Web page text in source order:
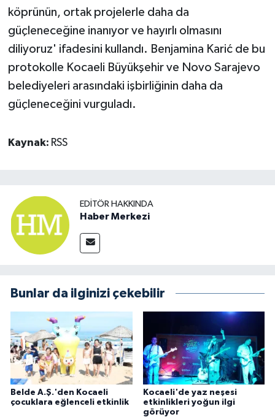
köprünün, ortak projelerle daha da
güçleneceğine inanıyor ve hayırlı olmasını
diliyoruz' ifadesini kullandı. Benjamina Karić de bu
protokolle Kocaeli Büyükşehir ve Novo Sarajevo
belediyeleri arasındaki işbirliğinin daha da
güçleneceğini vurguladı.
Kaynak: RSS
EDITÖR HAKKINDA
Haber Merkezi
Bunlar da ilginizi çekebilir
Belde A.Ş.'den Kocaeli
çocuklara eğlenceli etkinlik
Kocaeli'de yaz neşesi
etkinlikleri yoğun ilgi
görüyor